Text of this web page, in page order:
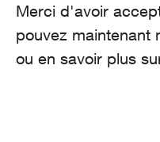
Merci d'avoir
pouvez maintenant
ou en savoir plus